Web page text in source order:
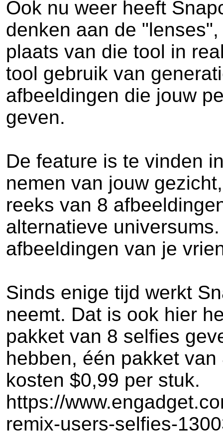
Ook nu weer heeft
denken aan de
plaats van die tool in
tool gebruik van
afbeeldingen die jouw
geven.
De feature is te vinden
nemen van jouw
reeks van 8
alternatieve
afbeeldingen van je
Sinds enige tijd werkt
neemt. Dat is ook hier
pakket van 8 selfies
hebben, één pakket
kosten $0,99 per stuk.
https://
remix-users-selfies-